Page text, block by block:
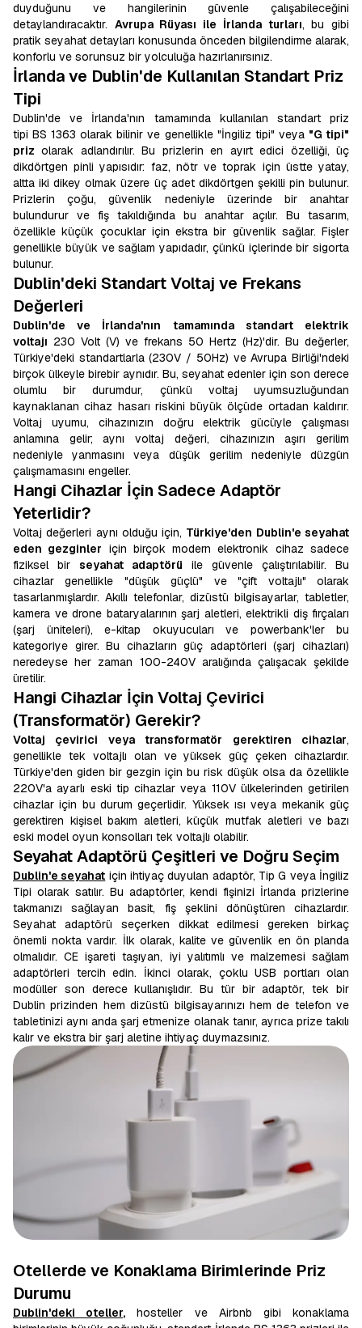
duyduğunu ve hangilerinin güvenle çalışabileceğini
detaylandıracaktır. Avrupa Rüyası ile İrlanda turları, bu gibi
pratik seyahat detayları konusunda önceden bilgilendirme alarak,
konforlu ve sorunsuz bir yolculuğa hazırlanırsınız.
İrlanda ve Dublin'de Kullanılan Standart Priz
Tipi
Dublin'de ve İrlanda'nın tamamında kullanılan standart priz
tipi BS 1363 olarak bilinir ve genellikle "İngiliz tipi" veya "G tipi"
priz olarak adlandırılır. Bu prizlerin en ayırt edici özelliği, üç
dikdörtgen pinli yapısıdır: faz, nötr ve toprak için üstte yatay,
altta iki dikey olmak üzere üç adet dikdörtgen şekilli pin bulunur.
Prizlerin çoğu, güvenlik nedeniyle üzerinde bir anahtar
bulundurur ve fiş takıldığında bu anahtar açılır. Bu tasarım,
özellikle küçük çocuklar için ekstra bir güvenlik sağlar. Fişler
genellikle büyük ve sağlam yapıdadır, çünkü içlerinde bir sigorta
bulunur.
Dublin'deki Standart Voltaj ve Frekans
Değerleri
Dublin'de ve İrlanda'nın tamamında standart elektrik
voltajı 230 Volt (V) ve frekans 50 Hertz (Hz)'dir. Bu değerler,
Türkiye'deki standartlarla (230V / 50Hz) ve Avrupa Birliği'ndeki
birçok ülkeyle birebir aynıdır. Bu, seyahat edenler için son derece
olumlu bir durumdur, çünkü voltaj uyumsuzluğundan
kaynaklanan cihaz hasarı riskini büyük ölçüde ortadan kaldırır.
Voltaj uyumu, cihazınızın doğru elektrik gücüyle çalışması
anlamına gelir; aynı voltaj değeri, cihazınızın aşırı gerilim
nedeniyle yanmasını veya düşük gerilim nedeniyle düzgün
çalışmamasını engeller.
Hangi Cihazlar İçin Sadece Adaptör
Yeterlidir?
Voltaj değerleri aynı olduğu için, Türkiye'den Dublin'e seyahat
eden gezginler için birçok modern elektronik cihaz sadece
fiziksel bir seyahat adaptörü ile güvenle çalıştırılabilir. Bu
cihazlar genellikle "düşük güçlü" ve "çift voltajlı" olarak
tasarlanmışlardır. Akıllı telefonlar, dizüstü bilgisayarlar, tabletler,
kamera ve drone bataryalarının şarj aletleri, elektrikli diş fırçaları
(şarj üniteleri), e-kitap okuyucuları ve powerbank'ler bu
kategoriye girer. Bu cihazların güç adaptörleri (şarj cihazları)
neredeyse her zaman 100-240V aralığında çalışacak şekilde
üretilir.
Hangi Cihazlar İçin Voltaj Çevirici
(Transformatör) Gerekir?
Voltaj çevirici veya transformatör gerektiren cihazlar,
genellikle tek voltajlı olan ve yüksek güç çeken cihazlardır.
Türkiye'den giden bir gezgin için bu risk düşük olsa da özellikle
220V'a ayarlı eski tip cihazlar veya 110V ülkelerinden getirilen
cihazlar için bu durum geçerlidir. Yüksek ısı veya mekanik güç
gerektiren kişisel bakım aletleri, küçük mutfak aletleri ve bazı
eski model oyun konsolları tek voltajlı olabilir.
Seyahat Adaptörü Çeşitleri ve Doğru Seçim
Dublin'e seyahat için ihtiyaç duyulan adaptör, Tip G veya İngiliz
Tipi olarak satılır. Bu adaptörler, kendi fişinizi İrlanda prizlerine
takmanızı sağlayan basit, fiş şeklini dönüştüren cihazlardır.
Seyahat adaptörü seçerken dikkat edilmesi gereken birkaç
önemli nokta vardır. İlk olarak, kalite ve güvenlik en ön planda
olmalıdır. CE işareti taşıyan, iyi yalıtımlı ve malzemesi sağlam
adaptörleri tercih edin. İkinci olarak, çoklu USB portları olan
modüller son derece kullanışlıdır. Bu tür bir adaptör, tek bir
Dublin prizinden hem dizüstü bilgisayarınızı hem de telefon ve
tabletinizi aynı anda şarj etmenize olanak tanır, ayrıca prize takılı
kalır ve ekstra bir şarj aletine ihtiyaç duymazsınız.
Otellerde ve Konaklama Birimlerinde Priz
Durumu
Dublin'deki oteller, hosteller ve Airbnb gibi konaklama